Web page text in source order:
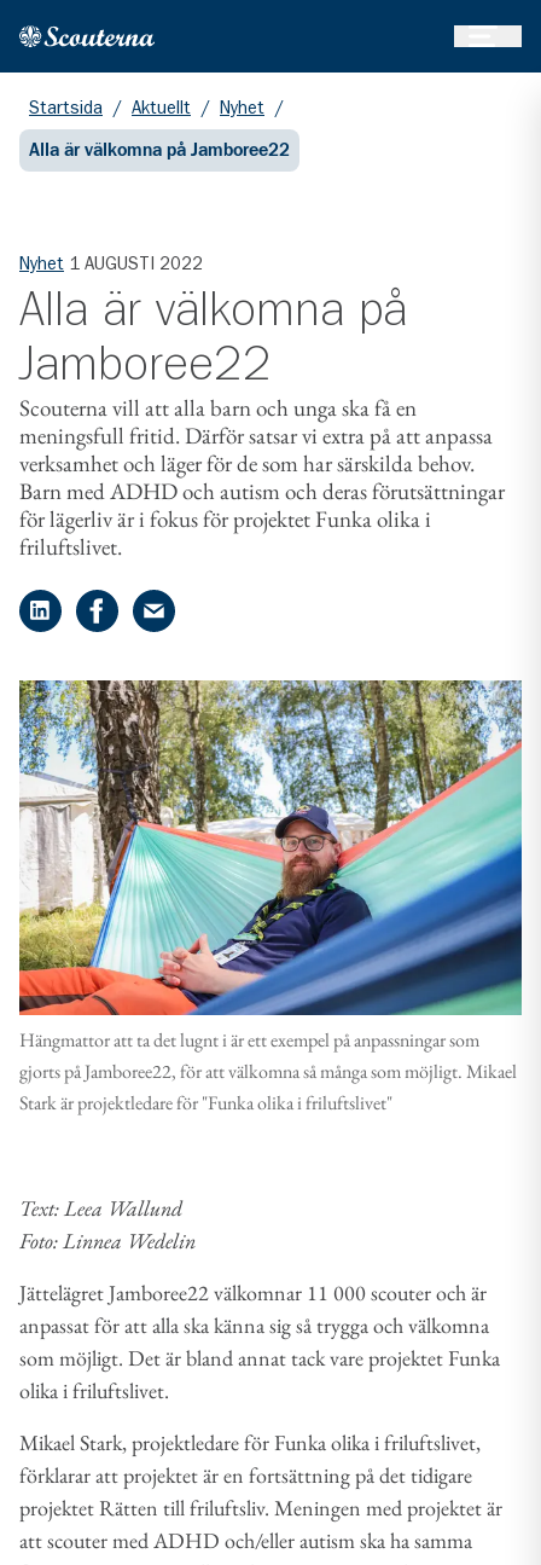
Hem
Startsida / Aktuellt / Nyhet /
Alla är välkomna på Jamboree22
Nyhet 1 AUGUSTI 2022
Alla är välkomna på
Jamboree22
Scouterna vill att alla barn och unga ska få en
meningsfull fritid. Därför satsar vi extra på att anpassa
verksamhet och läger för de som har särskilda behov.
Barn med ADHD och autism och deras förutsättningar
för lägerliv är i fokus för projektet Funka olika i
friluftslivet.
Dela på LinkedIn
Dela på Facebook
Dela på e-post
Hängmattor att ta det lugnt i är ett exempel på anpassningar som
gjorts på Jamboree22, för att välkomna så många som möjligt. Mikael
Stark är projektledare för "Funka olika i friluftslivet"
Text: Leea Wallund
Foto: Linnea Wedelin
Jättelägret Jamboree22 välkomnar 11 000 scouter och är
anpassat för att alla ska känna sig så trygga och välkomna
som möjligt. Det är bland annat tack vare projektet Funka
olika i friluftslivet.
Mikael Stark, projektledare för Funka olika i friluftslivet,
förklarar att projektet är en fortsättning på det tidigare
projektet Rätten till friluftsliv. Meningen med projektet är
att scouter med ADHD och/eller autism ska ha samma